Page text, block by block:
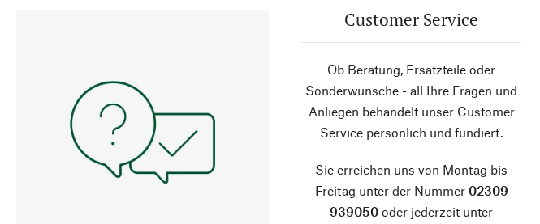
Customer Service
Ob Beratung, Ersatzteile oder
Sonderwünsche - all Ihre Fragen und
Anliegen behandelt unser Customer
Service persönlich und fundiert.
Sie erreichen uns von Montag bis
Freitag unter der Nummer 02309
939050 oder jederzeit unter